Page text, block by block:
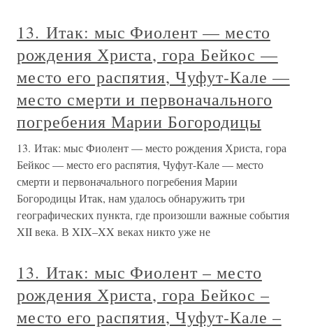
13. Итак: мыс Фиолент — место
рождения Христа, гора Бейкос —
место его распятия, Чуфут-Кале —
место смерти и первоначального
погребения Марии Богородицы
13. Итак: мыс Фиолент — место рождения Христа, гора
Бейкос — место его распятия, Чуфут-Кале — место
смерти и первоначального погребения Марии
Богородицы Итак, нам удалось обнаружить три
географических пункта, где произошли важные события
XII века. В XIX–XX веках никто уже не
13. Итак: мыс Фиолент – место
рождения Христа, гора Бейкос –
место его распятия, Чуфут-Кале –